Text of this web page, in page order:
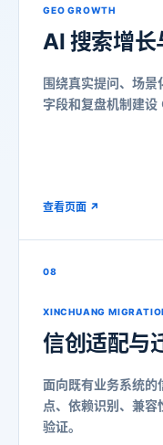
GEO GROWTH
AI 搜索增长
围绕真实提问、场景
字段和复盘机制建设
查看页面 ↗
08
XINCHUANG
信创适配与
面向既有业务系统的
点、依赖识别、兼
验证。